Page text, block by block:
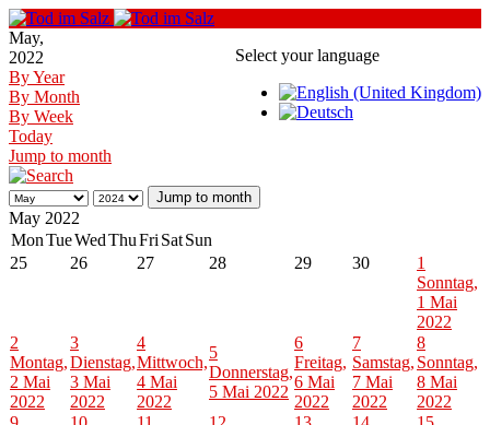
Select your language
May,
2022
By Year
By Month
By Week
Today
Jump to month
Jump to month
May 2022
MonTueWedThuFri SatSun
25
26 27 28 29 30
1
Sonntag,
1 Mai
2022
2
Montag,
2 Mai
2022
3
Dienstag,
3 Mai
2022
4
Mittwoch,
4 Mai
2022
5
Donnerstag,
5 Mai 2022
6
Freitag,
6 Mai
2022
7
Samstag,
7 Mai
2022
8
Sonntag,
8 Mai
2022